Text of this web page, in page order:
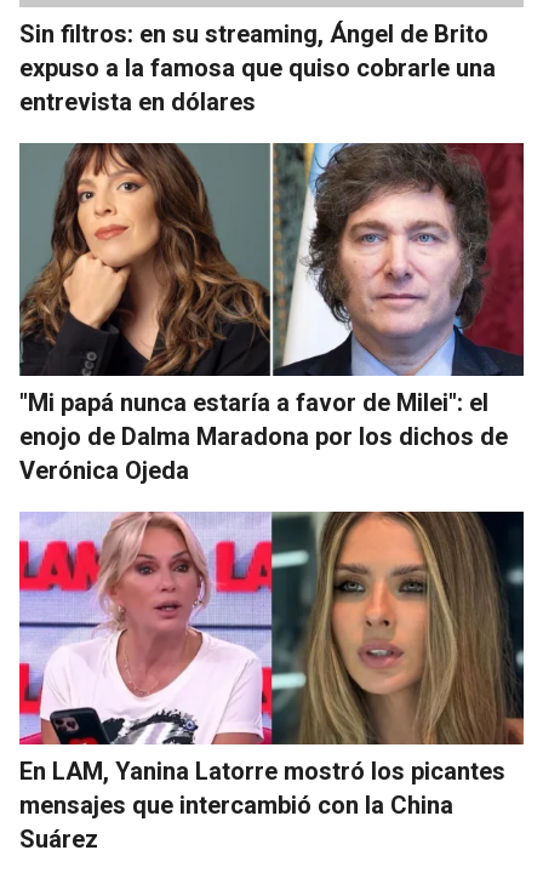
Sin filtros: en su streaming, Ángel de Brito
expuso a la famosa que quiso cobrarle una
entrevista en dólares
"Mi papá nunca estaría a favor de Milei": el
enojo de Dalma Maradona por los dichos de
Verónica Ojeda
En LAM, Yanina Latorre mostró los picantes
mensajes que intercambió con la China
Suárez